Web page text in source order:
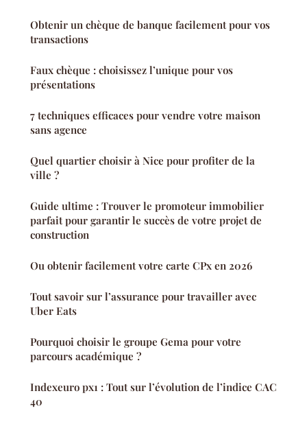
Obtenir un chèque de banque facilement pour vos
transactions
Faux chèque : choisissez l’unique pour vos
présentations
7 techniques efficaces pour vendre votre maison
sans agence
Quel quartier choisir à Nice pour profiter de la
ville ?
Guide ultime : Trouver le promoteur immobilier
parfait pour garantir le succès de votre projet de
construction
Ou obtenir facilement votre carte CPx en 2026
Tout savoir sur l’assurance pour travailler avec
Uber Eats
Pourquoi choisir le groupe Gema pour votre
parcours académique ?
Indexeuro px1 : Tout sur l’évolution de l’indice CAC
40